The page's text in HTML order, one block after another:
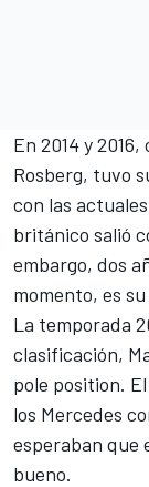
En 2014 y
Rosberg, tuvo
con las
británico salió
embargo, dos
momento, es
La temporada
clasificación,
pole position.
los Mercedes
esperaban que
bueno.